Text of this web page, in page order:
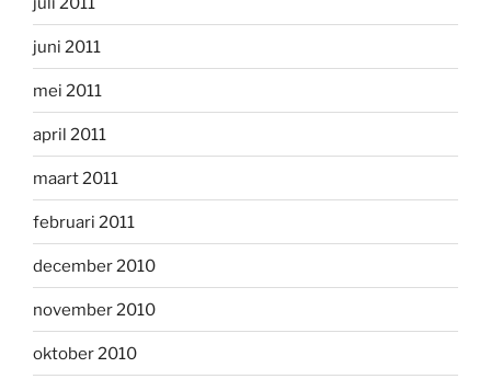
juni 2011
mei 2011
april 2011
maart 2011
februari 2011
december 2010
november 2010
oktober 2010